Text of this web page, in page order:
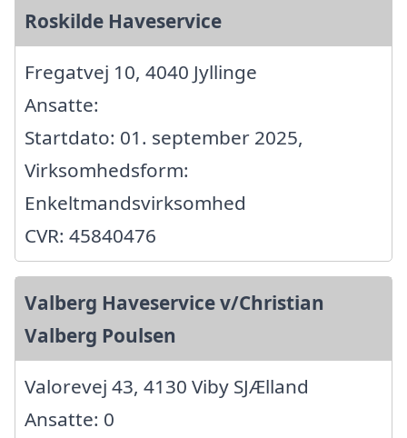
Roskilde Haveservice
Fregatvej 10, 4040 Jyllinge
Ansatte:
Startdato: 01. september 2025,
Virksomhedsform:
Enkeltmandsvirksomhed
CVR: 45840476
Valberg Haveservice v/Christian
Valberg Poulsen
Valorevej 43, 4130 Viby SJÆlland
Ansatte: 0